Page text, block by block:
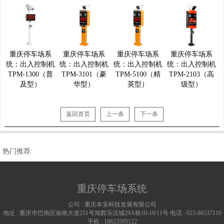
重庆停车场系
统：出入控制机
TPM-1300（普
及型）
重庆停车场系
统：出入控制机
TPM-3101（豪
华型）
重庆停车场系
统：出入控制机
TPM-5100（精
英型）
重庆停车场系
统：出入控制机
TPM-2103（高
级型）
返回首页 上一条 下一条
热门推荐:
重庆停车场系统
公司 : 重庆本安科技发展有限公司
地址 : 重庆市巴南区渝南大道251号旭辉乐活城29A栋10-10/11号 电话 : 023-86537110
手机 : 18623595122